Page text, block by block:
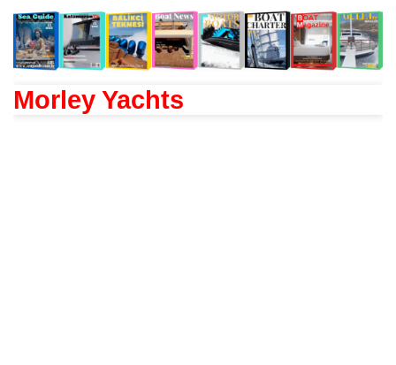
Morley Yachts